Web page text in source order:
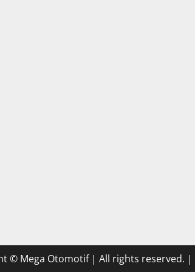
© Mega Otomotif | All rights reserved. |